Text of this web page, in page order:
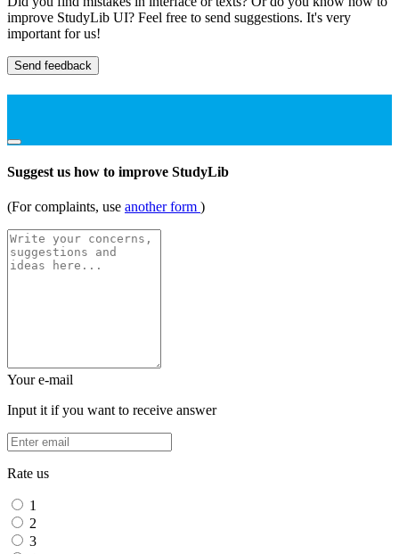
improve StudyLib UI? Feel free to send suggestions. It's very
important for us!
Send feedback
Suggest us how to improve StudyLib
(For complaints, use another form )
Your e-mail
Input it if you want to receive answer
Rate us
1
2
3